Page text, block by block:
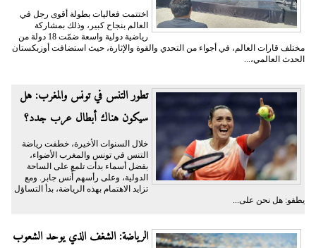
اختتمت فعاليات بطولة أقوى رجل في
العالم بنجاح كبير، وذلك بمشاركة
رياضية دولية واسعة ضمّت 18 دولة من
مختلف قارات العالم، في أجواء من التحدي والقوة والإثارة، حيث استضافت أوزبكستان
الحدث العالمي،...
تطور التنس في تونس والمغرب: هل
سيكون هناك أبطال عرب جدد؟
خلال السنوات الأخيرة، خطفت رياضة
التنس في تونس والمغرب الأضواء،
بفضل أسماء بدأت تلمع على الساحة
الدولية، وعلى رأسهم أُنس جابر. ومع
تزايد الاهتمام بهذه الرياضة، بدأ التساؤل
يطفو: هل نحن على...
الرياضة: الشغف الذي يوحد الشعوب